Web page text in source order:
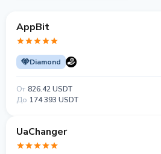
AppBit
Diamond
От 826.42 USDT
До 174 393 USDT
UaChanger